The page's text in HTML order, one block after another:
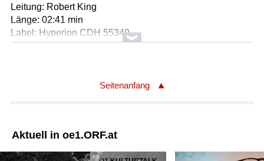
Leitung: Robert King
Länge: 02:41 min
Label: Hyperion CDH 55349
Titel: Momorette/ Auszug
Länge: 02:13 min
Label: Manus
Seitenanfang
Aktuell in oe1.ORF.at